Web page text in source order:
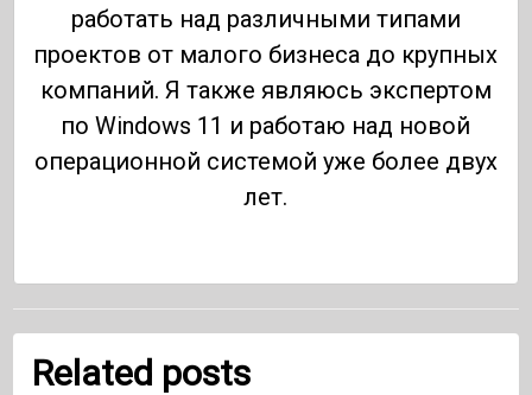
работать над различными типами
проектов от малого бизнеса до крупных
компаний. Я также являюсь экспертом
по Windows 11 и работаю над новой
операционной системой уже более двух
лет.
Related posts